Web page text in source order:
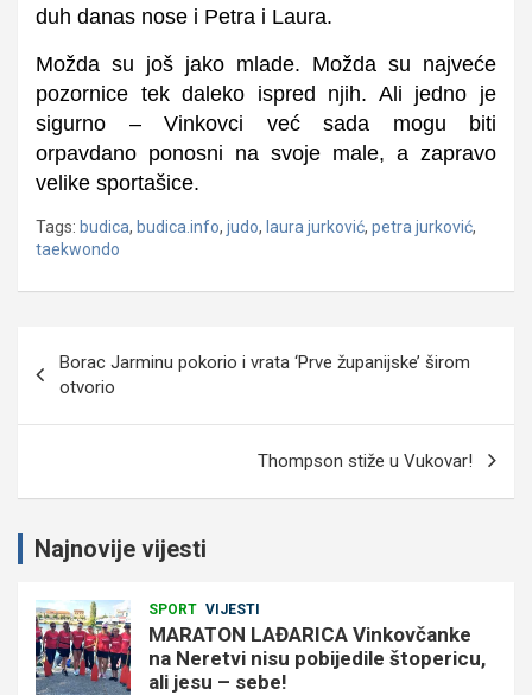
duh danas nose i Petra i Laura.
Možda su još jako mlade. Možda su najveće
pozornice tek daleko ispred njih. Ali jedno je
sigurno – Vinkovci već sada mogu biti
orpavdano ponosni na svoje male, a zapravo
velike sportašice.
Tags: budica, budica.info, judo, laura jurković, petra jurković,
taekwondo
objava
Borac Jarminu pokorio i vrata ‘Prve županijske’ širom
otvorio
Thompson stiže u Vukovar!
Najnovije vijesti
SPORT VIJESTI
MARATON LAĐARICA Vinkovčanke
na Neretvi nisu pobijedile štopericu,
ali jesu – sebe!